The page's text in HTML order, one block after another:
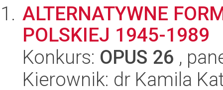
ALTERNATYWNE
POLSKIEJ 1945-1989
Konkurs: OPUS 26 ,
Kierownik: dr Kamila